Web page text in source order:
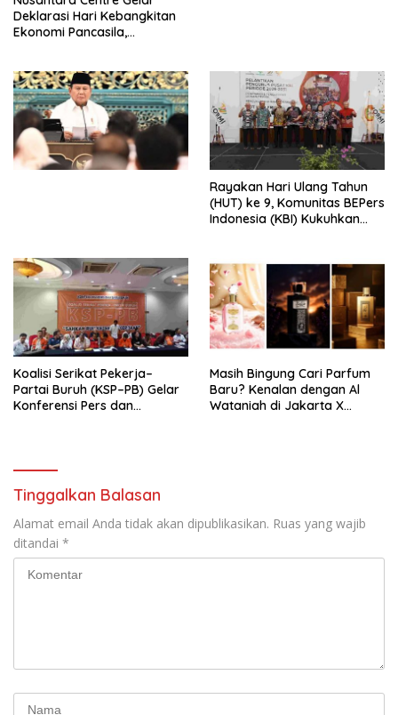
Deklarasi Hari Kebangkitan
Ekonomi Pancasila,
Penjajahan (Pergolakan
Ekonomi Politik Indonesia) &
Simposium Nasional “Urgensi
Undang-Undang
Perekonomian Nasional dan
Kesejahteraan Sosial dalam
Rayakan Hari Ulang Tahun
(HUT) ke 9, Komunitas BEPers
Indonesia (KBI) Kukuhkan
Tema: “Penguatan dan
Pengembangan Organisasi
KBI yang Berbasis Riset di
seluruh Indonesia dan
Mancanegara”.
Koalisi Serikat Pekerja–
Partai Buruh (KSP–PB) Gelar
Konferensi Pers dan
RUU Ketenagakerjaan Baru.
Masih Bingung Cari Parfum
Baru? Kenalan dengan Al
Wataniah di Jakarta X
Tinggalkan Balasan
Alamat email Anda tidak akan dipublikasikan. Ruas yang wajib
ditandai *